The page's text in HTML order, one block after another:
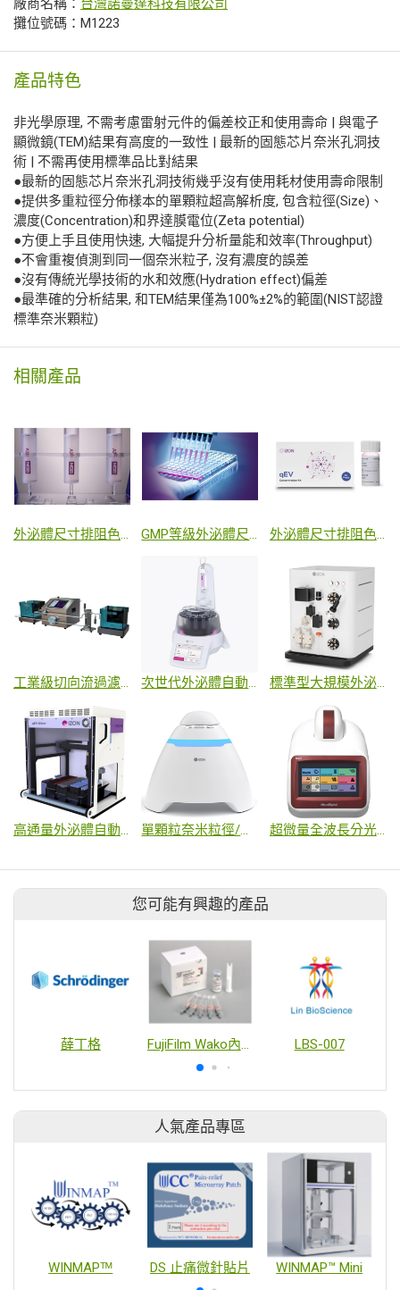
攤位號碼：M1223
產品特色
非光學原理, 不需考慮雷射元件的偏差校正和使用壽命 | 與電子
顯微鏡(TEM)結果有高度的一致性 | 最新的固態芯片奈米孔洞技
術 | 不需再使用標準品比對結果
●最新的固態芯片奈米孔洞技術幾乎沒有使用耗材使用壽命限制
●提供多重粒徑分佈樣本的單顆粒超高解析度, 包含粒徑(Size)、
濃度(Concentration)和界達膜電位(Zeta potential)
●方便上手且使用快速, 大幅提升分析量能和效率(Throughput)
●不會重複偵測到同一個奈米粒子, 沒有濃度的誤差
●沒有傳統光學技術的水和效應(Hydration effect)偏差
●最準確的分析結果, 和TEM結果僅為100%±2%的範圍(NIST認證
標準奈米顆粒)
相關產品
外泌體尺寸排阻色譜分離管柱 GMP等級外泌體尺寸排阻色譜分離管柱 外泌體尺寸排阻色譜後濃縮試劑盒
工業級切向流過濾系統 次世代外泌體自動餾份收集機 標準型大規模外泌體尺寸排阻分離自動色譜系統
高通量外泌體自動機械人尺寸排阻色譜純化系統 單顆粒奈米粒徑/數量濃度/Zeta膜電位分析儀 超微量全波長分光光度計
您可能有興趣的產品
薛丁格 FujiFilm Wako內毒素與熱原檢測 LBS-007
人氣產品專區
WINMAPᵀᴹ DS 止痛微針貼片 WINMAP™ Mini